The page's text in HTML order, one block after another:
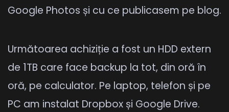
Google Photos și cu ce publicasem pe blog.
Următoarea achiziție a fost un HDD extern
de 1TB care face backup la tot, din oră în
oră, pe calculator. Pe laptop, telefon și pe
PC am instalat Dropbox și Google Drive.